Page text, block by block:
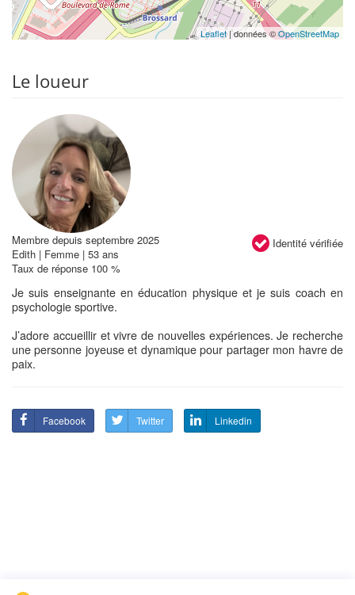
Leaflet| données ©OpenStreetMap
Le loueur
Identité vérifiée
Membre depuis septembre 2025
Edith | Femme | 53 ans
Taux de réponse 100 %
Je suis enseignante en éducation physique et je suis coach en
psychologie sportive.
J’adore accueillir et vivre de nouvelles expériences. Je recherche
une personne joyeuse et dynamique pour partager mon havre de
paix.
Facebook Twitter Linkedin